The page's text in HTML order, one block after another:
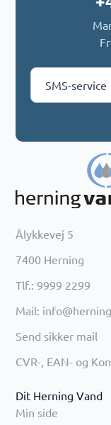
SMS-service
Ålykkevej 5
7400 Herning
Tlf.: 9999 2299
Mail:
Send sikker mail
CVR-, EAN- og
Dit Herning Vand
Min side